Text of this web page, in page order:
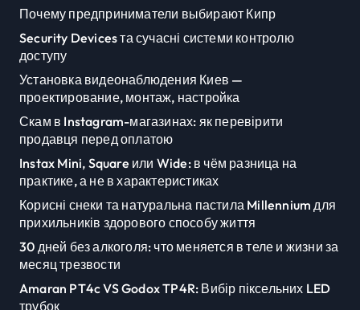
Почему предприниматели выбирают Кипр
Security Devices та сучасні системи контролю
доступу
Установка видеонаблюдения Киев —
проектирование, монтаж, настройка
Скам в Instagram-магазинах: як перевірити
продавця перед оплатою
Instax Mini, Square или Wide: в чём разница на
практике, а не в характеристиках
Корисні снеки та натуральна пастила Millennium для
прихильників здорового способу життя
30 дней без алкоголя: что меняется в теле и жизни за
месяц трезвости
Amaran PT4c VS Godox TP4R: Вибір піксельних LED
трубок